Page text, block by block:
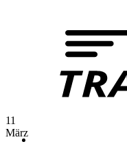
11
März